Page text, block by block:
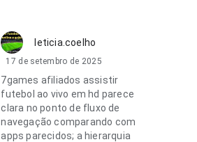
leticia.coelho
17 de setembro de 2025
7games afiliados assistir
futebol ao vivo em hd parece
clara no ponto de fluxo de
navegação comparando com
apps parecidos; a hierarquia